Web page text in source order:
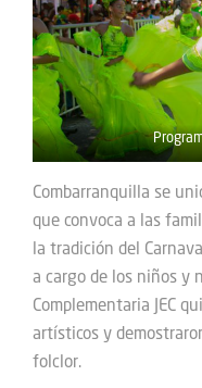
Combarranquilla se
que convoca a las
la tradición del
a cargo de los niños y
Complementaria JEC
artísticos y
folclor.